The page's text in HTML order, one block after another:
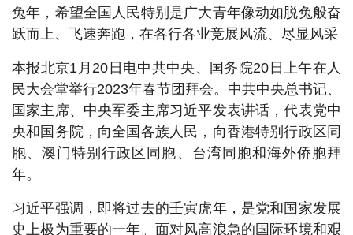
兔年，希望全国人民特别是广大青年像动如脱兔般奋
跃而上、飞速奔跑，在各行各业竞展风流、尽显风采
本报北京1月20日电中共中央、国务院20日上午在人
民大会堂举行2023年春节团拜会。中共中央总书记、
国家主席、中央军委主席习近平发表讲话，代表党中
央和国务院，向全国各族人民，向香港特别行政区同
胞、澳门特别行政区同胞、台湾同胞和海外侨胞拜
年。
习近平强调，即将过去的壬寅虎年，是党和国家发展
史上极为重要的一年。面对风高浪急的国际环境和艰